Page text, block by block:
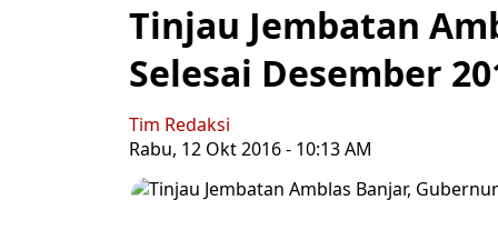
Tinjau Jembatan
Selesai Desember
Tim Redaksi
Rabu, 12 Okt 2016 - 10:13 AM